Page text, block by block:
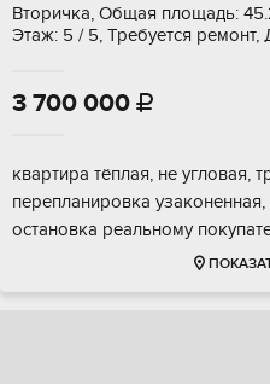
Вторичка, Общая площадь:
Этаж: 5 / 5, Требуется
3 700 000 
квартира тёплая, не угловая,
перепланировка
остановка реальному